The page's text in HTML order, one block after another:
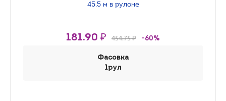
45,5 м в рулоне
181.90 ₽ 454.75 ₽ -60%
Фасовка
1рул